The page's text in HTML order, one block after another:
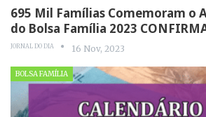
695 Mil Famílias Comemoram o
do Bolsa Família 2023
JORNAL DO DIA 16 Nov, 2023
BOLSA FAMÍLIA